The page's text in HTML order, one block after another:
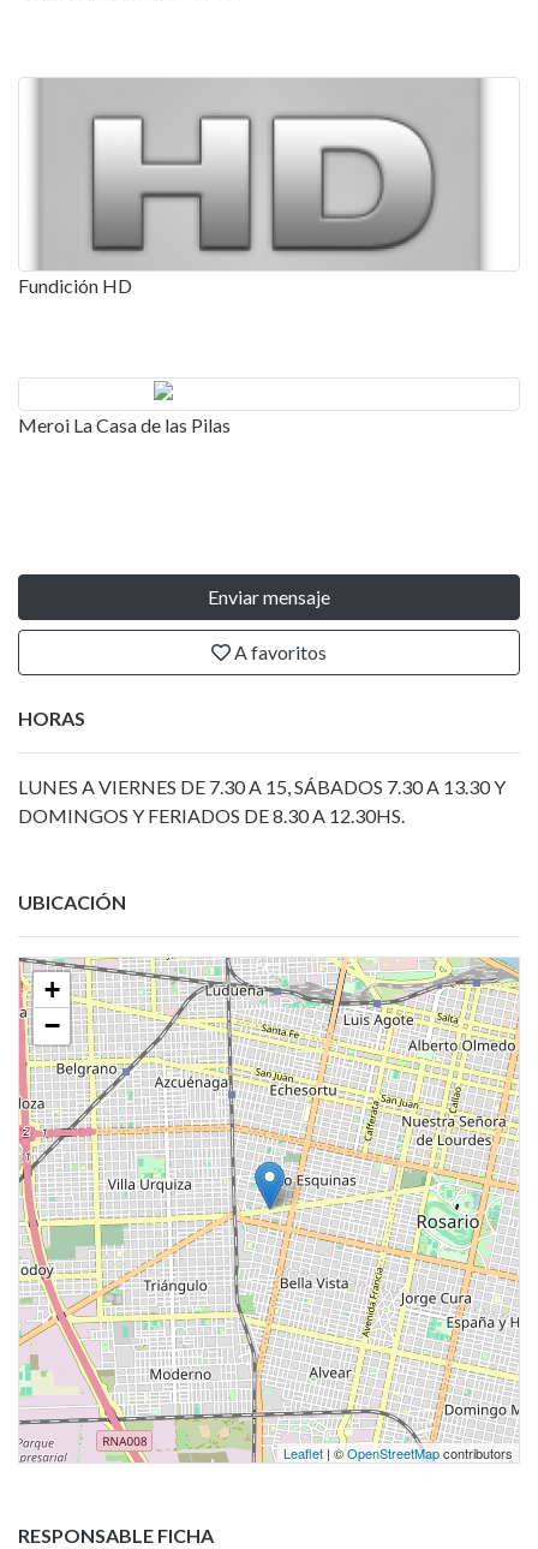
Fundición HD
Meroi La Casa de las Pilas
Enviar mensaje
A favoritos
HORAS
LUNES A VIERNES DE 7.30 A 15, SÁBADOS 7.30 A 13.30 Y
DOMINGOS Y FERIADOS DE 8.30 A 12.30HS.
UBICACIÓN
+
−
Leaflet | ©OpenStreetMapcontributors
RESPONSABLE FICHA